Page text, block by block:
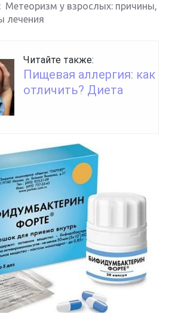
Метеоризм у взрослых: причины,
лечения
Читайте также:
Пищевая аллергия: как
отличить? Диета